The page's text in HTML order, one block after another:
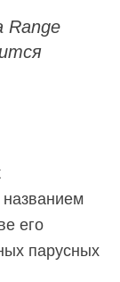
Range
его
парусных